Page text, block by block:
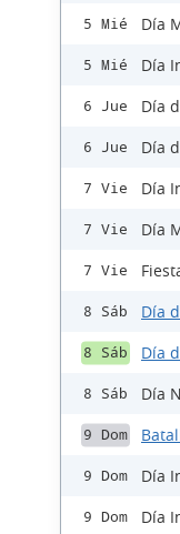
5 Mié Día
5 Mié Día
6 Jue Día
6 Jue Día
7 Vie Día
7 Vie Día
7 Vie
8 Sáb Día
8 Sáb Día
8 Sáb Día
9 Dom
9 Dom Día
9 Dom Día